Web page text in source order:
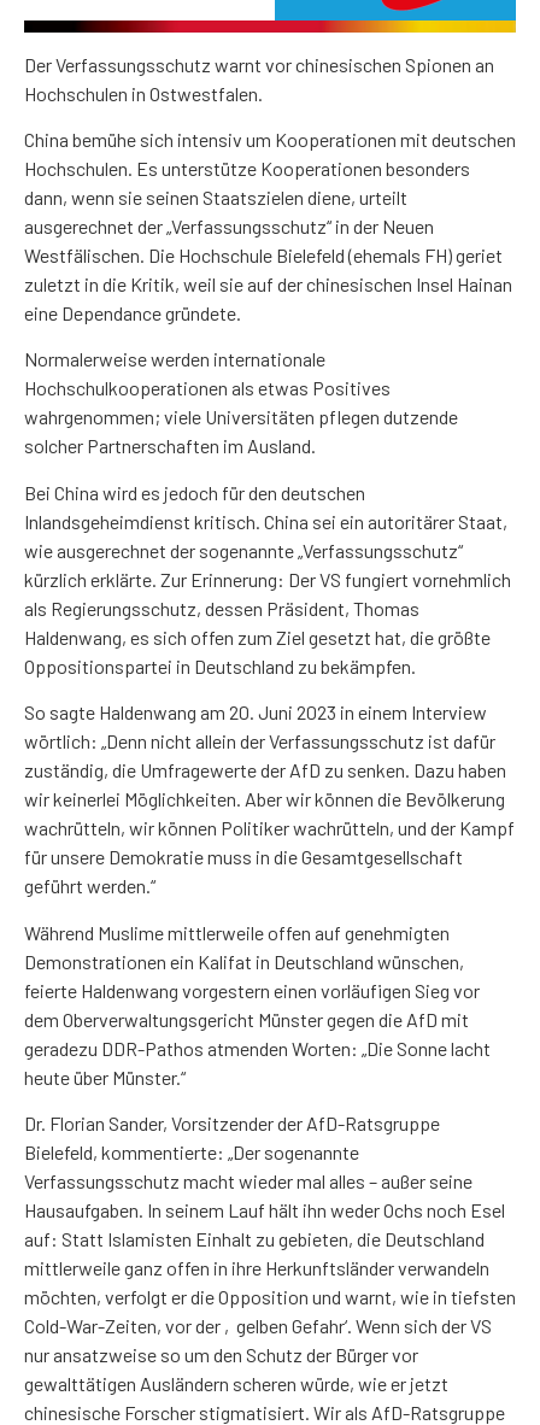
Der Verfassungsschutz warnt vor chinesischen Spionen an
Hochschulen in Ostwestfalen.
China bemühe sich intensiv um Kooperationen mit deutschen
Hochschulen. Es unterstütze Kooperationen besonders
dann, wenn sie seinen Staatszielen diene, urteilt
ausgerechnet der „Verfassungsschutz“ in der Neuen
Westfälischen. Die Hochschule Bielefeld (ehemals FH) geriet
zuletzt in die Kritik, weil sie auf der chinesischen Insel Hainan
eine Dependance gründete.
Normalerweise werden internationale
Hochschulkooperationen als etwas Positives
wahrgenommen; viele Universitäten pflegen dutzende
solcher Partnerschaften im Ausland.
Bei China wird es jedoch für den deutschen
Inlandsgeheimdienst kritisch. China sei ein autoritärer Staat,
wie ausgerechnet der sogenannte „Verfassungsschutz“
kürzlich erklärte. Zur Erinnerung: Der VS fungiert vornehmlich
als Regierungsschutz, dessen Präsident, Thomas
Haldenwang, es sich offen zum Ziel gesetzt hat, die größte
Oppositionspartei in Deutschland zu bekämpfen.
So sagte Haldenwang am 20. Juni 2023 in einem Interview
wörtlich: „Denn nicht allein der Verfassungsschutz ist dafür
zuständig, die Umfragewerte der AfD zu senken. Dazu haben
wir keinerlei Möglichkeiten. Aber wir können die Bevölkerung
wachrütteln, wir können Politiker wachrütteln, und der Kampf
für unsere Demokratie muss in die Gesamtgesellschaft
geführt werden.“
Während Muslime mittlerweile offen auf genehmigten
Demonstrationen ein Kalifat in Deutschland wünschen,
feierte Haldenwang vorgestern einen vorläufigen Sieg vor
dem Oberverwaltungsgericht Münster gegen die AfD mit
geradezu DDR-Pathos atmenden Worten: „Die Sonne lacht
heute über Münster.“
Dr. Florian Sander, Vorsitzender der AfD-Ratsgruppe
Bielefeld, kommentierte: „Der sogenannte
Verfassungsschutz macht wieder mal alles – außer seine
Hausaufgaben. In seinem Lauf hält ihn weder Ochs noch Esel
auf: Statt Islamisten Einhalt zu gebieten, die Deutschland
mittlerweile ganz offen in ihre Herkunftsländer verwandeln
möchten, verfolgt er die Opposition und warnt, wie in tiefsten
Cold-War-Zeiten, vor der ‚gelben Gefahr‘. Wenn sich der VS
nur ansatzweise so um den Schutz der Bürger vor
gewalttätigen Ausländern scheren würde, wie er jetzt
chinesische Forscher stigmatisiert. Wir als AfD-Ratsgruppe